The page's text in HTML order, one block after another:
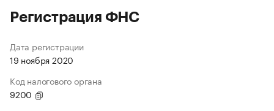
Регистрация ФНС
Дата регистрации
19 ноября 2020
Код налогового органа
9200